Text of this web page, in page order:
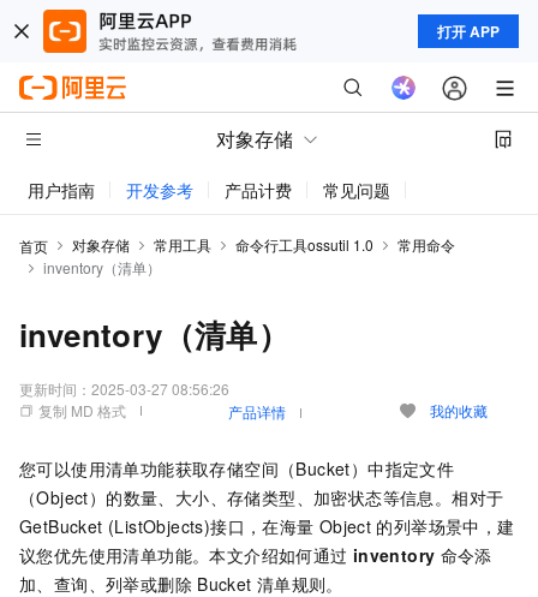
打开 APP
对象存储
用户指南 开发参考 产品计费 常见问题
首页 对象存储 常用工具 命令行工具ossutil 1.0
常用命令
inventory（清单）
inventory（清单）
更新时间： 2025-03-27 08:56:26
复制 MD 格式
产品详情 我的收藏
您可以使用清单功能获取存储空间（Bucket）中指定文件
（Object）的数量、大小、存储类型、加密状态等信息。相对于
GetBucket (ListObjects)接口，在海量 Object 的列举场景中，建
议您优先使用清单功能。本文介绍如何通过 inventory 命令添
加、查询、列举或删除 Bucket 清单规则。